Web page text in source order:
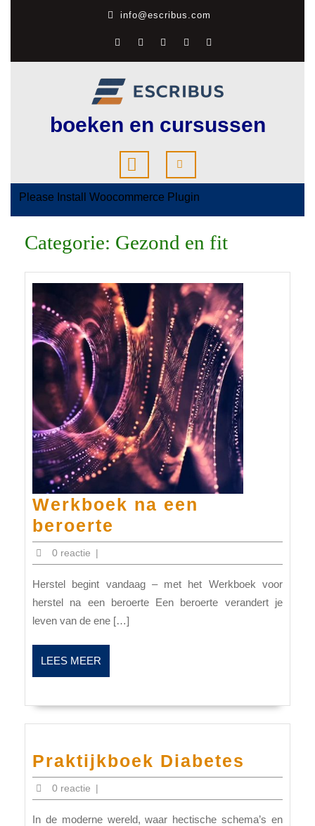
info@escribus.com
boeken en cursussen
Open
knop
Please Install Woocommerce Plugin
Categorie: Gezond en fit
Werkboek na een
beroerte
na
een
beroerte
0 reactie |
Herstel begint vandaag – met het Werkboek voor
herstel na een beroerte Een beroerte verandert je
leven van de ene […]
LEES MEER
MEER
Praktijkboek Diabetes
0 reactie |
In de moderne wereld, waar hectische schema’s en